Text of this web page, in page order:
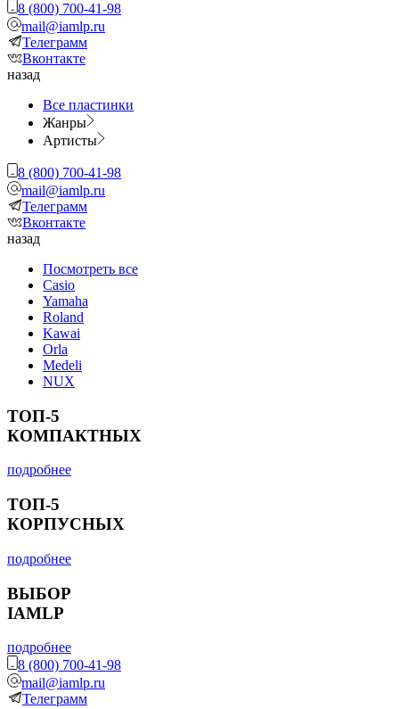
8 (800) 700-41-98
mail@iamlp.ru
Телеграмм
Вконтакте
назад
Все пластинки
Жанры
Артисты
8 (800) 700-41-98
mail@iamlp.ru
Телеграмм
Вконтакте
назад
Посмотреть все
Casio
Yamaha
Roland
Kawai
Orla
Medeli
NUX
ТОП-5
КОМПАКТНЫХ
подробнее
ТОП-5
КОРПУСНЫХ
подробнее
ВЫБОР
IAMLP
подробнее
8 (800) 700-41-98
mail@iamlp.ru
Телеграмм